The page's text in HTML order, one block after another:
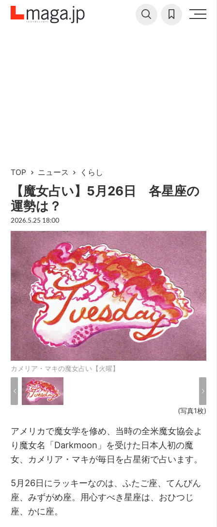
TOP ニュース くらし
【魔女占い】5月26日 各星座の
運勢は？
2026.5.25 18:00
カメリア・マキの魔女占い【火曜】
(写真1枚)
アメリカで魔女学を修め、当時の全米魔女協会よ
り魔女名「Darkmoon」を受けた日本人初の魔
女、カメリア・マキが毎日を占星術で占います。
5月26日にラッキーなのは、ふたご座、てんびん
座、みずがめ座。用心すべき星座は、おひつじ
座、かに座。